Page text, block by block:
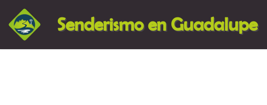
Senderismo en Guadalupe